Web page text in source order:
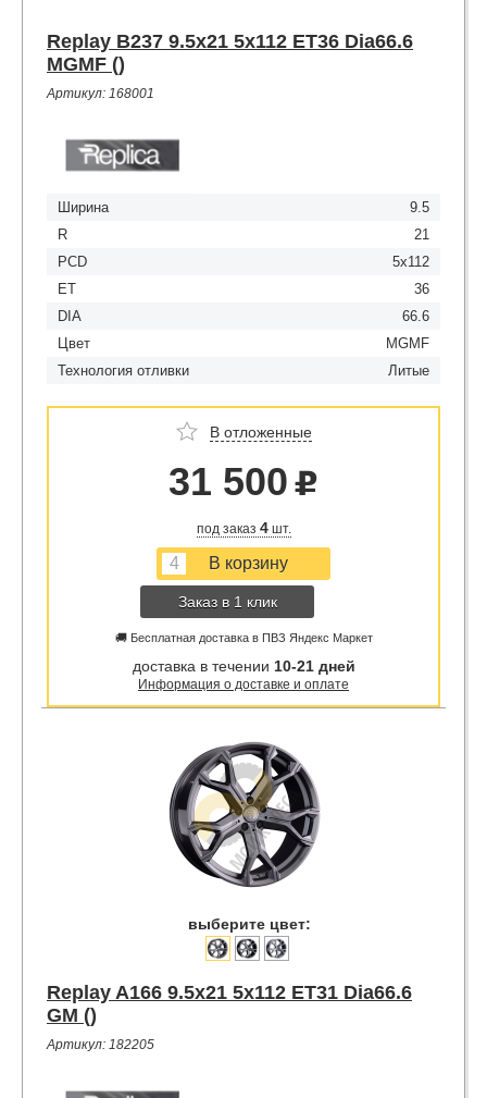
Replay B237 9.5x21 5x112 ET36 Dia66.6
MGMF ()
Артикул: 168001
Ширина
9.5
R
21
PCD
5x112
ET
36
DIA
66.6
Цвет
MGMF
Технология отливки
Литые
В отложенные
31 500 u
под заказ 4шт.
Заказ в 1 клик
🚚 Бесплатная доставка в ПВЗ Яндекс Маркет
доставка в течении 10-21 дней
Информация о доставке и оплате
выберите цвет:
Replay A166 9.5x21 5x112 ET31 Dia66.6
GM ()
Артикул: 182205